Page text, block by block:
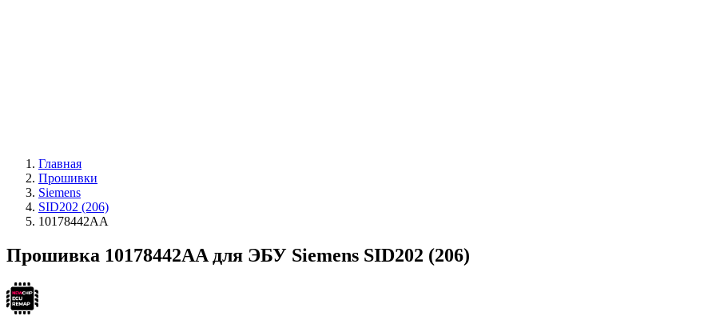
Главная
Прошивки
Siemens
SID202 (206)
10178442AA
Прошивка 10178442AA для ЭБУ Siemens SID202 (206)